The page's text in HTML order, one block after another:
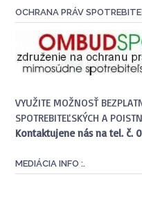
OCHRANA PRÁV
VYUŽITE MOŽNOSŤ
SPOTREBITEĽSKÝCH A
Kontaktujene nás na tel. č.
MEDIÁCIA INFO :.